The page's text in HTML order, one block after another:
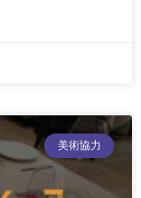
美術協力